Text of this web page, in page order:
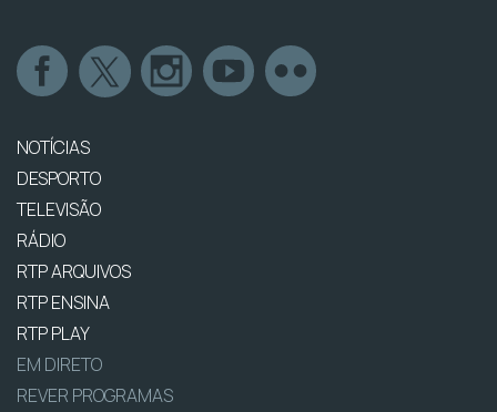
NOTÍCIAS
DESPORTO
TELEVISÃO
RÁDIO
RTP ARQUIVOS
RTP ENSINA
RTP PLAY
EM DIRETO
REVER PROGRAMAS